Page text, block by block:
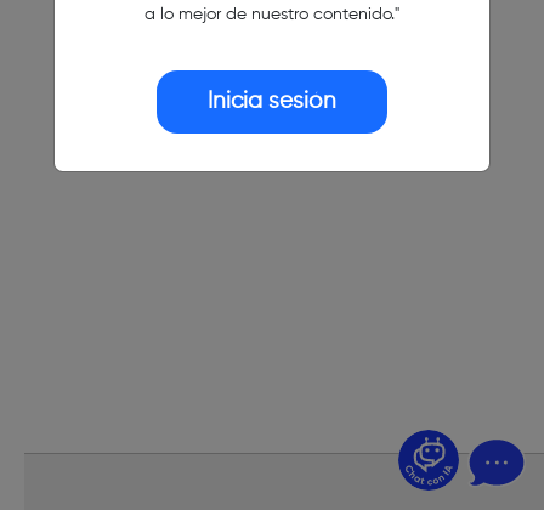
a lo mejor de nuestro contenido."
Inicia sesión